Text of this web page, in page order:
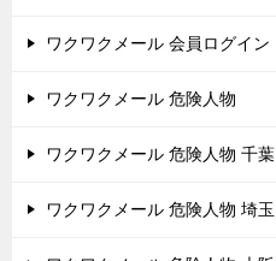
ワクワクメール 会員ログイン
ワクワクメール 危険人物
ワクワクメール 危険人物 千葉
ワクワクメール 危険人物 埼玉